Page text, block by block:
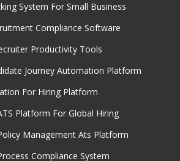
System For Small Business
Compliance Software
Productivity Tools
Journey Automation Platform
For Hiring Platform
Platform For Global Hiring
Management Ats Platform
Compliance System